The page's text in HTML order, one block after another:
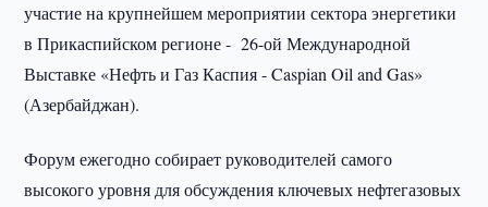
участие на крупнейшем мероприятии сектора энергетики
в Прикаспийском регионе - 26-ой Международной
Выставке «Нефть и Газ Каспия - Caspian Oil and Gas»
(Азербайджан).
Форум ежегодно собирает руководителей самого
высокого уровня для обсуждения ключевых нефтегазовых